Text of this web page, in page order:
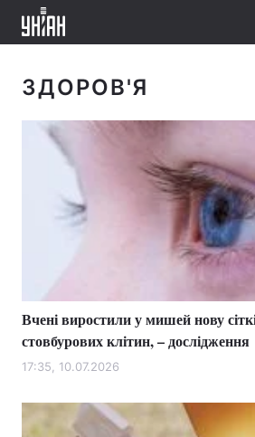
ЗДОРОВ'Я
Вчені виростили у мишей нову
стовбурових клітин, – дослідження
17:35, 10.07.2026